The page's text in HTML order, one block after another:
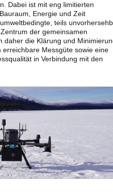
Dabei ist mit eng limitierten
Energie und Zeit
teils
der gemeinsamen
daher die Klärung und
Messgüte sowie eine
in Verbindung mit den